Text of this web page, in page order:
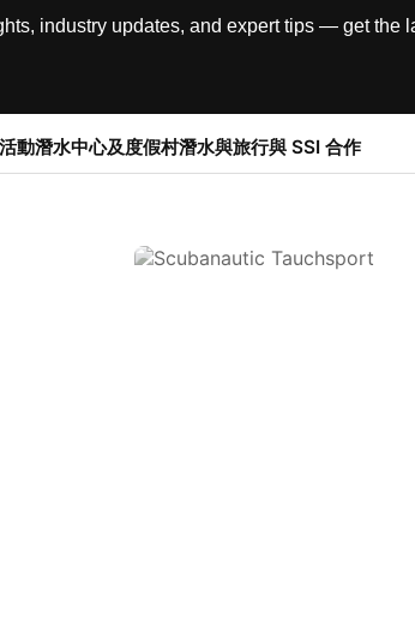
industry updates, and expert tips — get the
動潛水中心及度假村潛水與旅行與 SSI 合作